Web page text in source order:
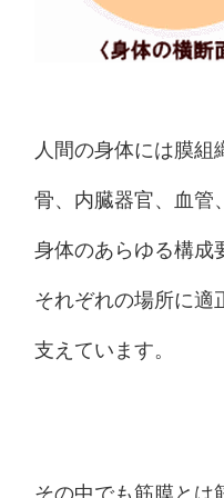
人間の身体には膜組
骨、内臓器官、血管
身体のあらゆる構成
それぞれの場所に適
支えています。
その中でも筋膜とは